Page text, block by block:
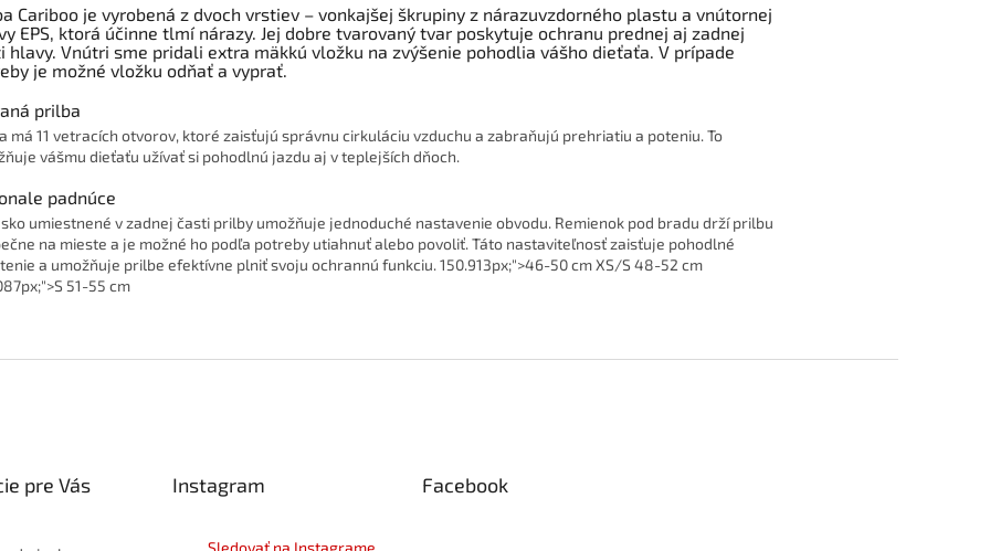
Cariboo je vyrobená z dvoch vrstiev – vonkajšej škrupiny z nárazuvzdorného plastu a vnútornej
EPS, ktorá účinne tlmí nárazy. Jej dobre tvarovaný tvar poskytuje ochranu prednej aj zadnej
hlavy. Vnútri sme pridali extra mäkkú vložku na zvýšenie pohodlia vášho dieťaťa. V prípade
je možné vložku odňať a vyprať.
prilba
má 11 vetracích otvorov, ktoré zaisťujú správnu cirkuláciu vzduchu a zabraňujú prehriatiu a poteniu. To
vášmu dieťaťu užívať si pohodlnú jazdu aj v teplejších dňoch.
padnúce
umiestnené v zadnej časti prilby umožňuje jednoduché nastavenie obvodu. Remienok pod bradu drží prilbu
na mieste a je možné ho podľa potreby utiahnuť alebo povoliť. Táto nastaviteľnosť zaisťuje pohodlné
a umožňuje prilbe efektívne plniť svoju ochrannú funkciu. 150.913px;">46-50 cm XS/S 48-52 cm
51-55 cm
pre Vás Instagram Facebook